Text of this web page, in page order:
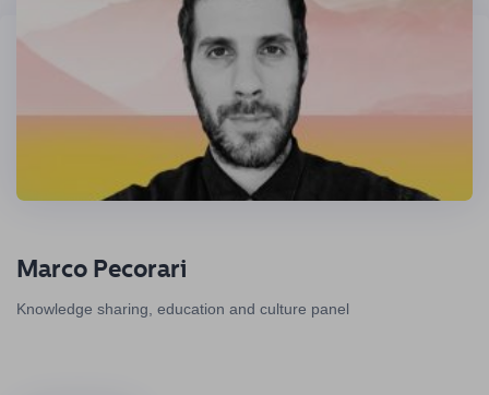
Marco Pecorari
Knowledge sharing, education and culture panel